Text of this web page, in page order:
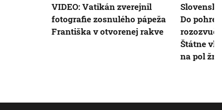
VIDEO: Vatikán zverejnil
fotografie zosnulého pápeža
Františka v otvorenej rakve
Do
Štátne
na pol